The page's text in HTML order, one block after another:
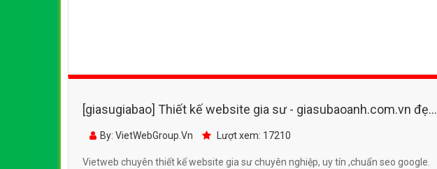
[giasugiabao] Thiết kế website gia sư - giasubaoanh.com.vn đẹp,
chuyên nghiệp chuẩn SEO
By: VietWebGroup.Vn Lượt xem: 17210
Vietweb chuyên thiết kế website gia sư chuyên nghiệp, uy tín ,chuẩn seo google.